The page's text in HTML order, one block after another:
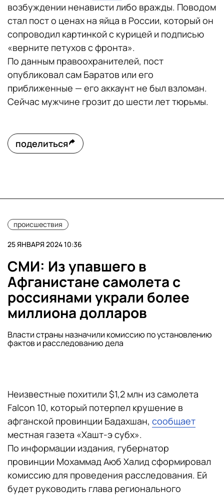
возбуждении ненависти либо вражды. Поводом
стал пост о ценах на яйца в России, который он
сопроводил картинкой с курицей и подписью
«верните петухов с фронта».
По данным правоохранителей, пост
опубликовал сам Баратов или его
приближенные — его аккаунт не был взломан.
Сейчас мужчине грозит до шести лет тюрьмы.
поделиться
происшествия
25 ЯНВАРЯ 2024 10:36
СМИ: Из упавшего в
Афганистане самолета с
россиянами украли более
миллиона долларов
Власти страны назначили комиссию по установлению
фактов и расследованию дела
Неизвестные похитили $1,2 млн из самолета
Falcon 10, который потерпел крушение в
афганской провинции Бадахшан, сообщает
местная газета «Хашт-э субх».
По информации издания, губернатор
провинции Мохаммад Аюб Халид сформировал
комиссию для проведения расследования. Ей
будет руководить глава регионального